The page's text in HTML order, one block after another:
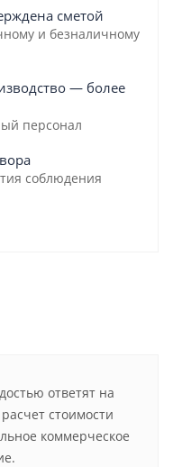
сметой
и безналичному
— более
персонал
соблюдения
ответят на
стоимости
коммерческое